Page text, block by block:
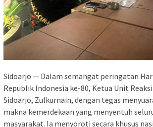
Sidoarjo — Dalam semangat peringatan
Republik Indonesia ke-80, Ketua Unit Reaksi
Sidoarjo, Zulkurnain, dengan tegas
makna kemerdekaan yang menyentuh
masyarakat. Ia menyoroti secara khusus